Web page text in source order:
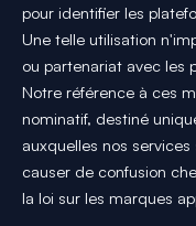
pour identifier les
Une telle utilisation
ou partenariat avec les
Notre référence à ces
nominatif, destiné
auxquelles nos
causer de confusion
la loi sur les marques